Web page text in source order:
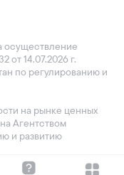
осуществление
от 14.07.2026 г.
по регулированию и
на рынке ценных
Агентством
и развитию